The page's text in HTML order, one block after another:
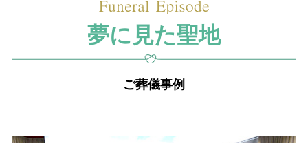
夢に見た聖地
ご葬儀事例